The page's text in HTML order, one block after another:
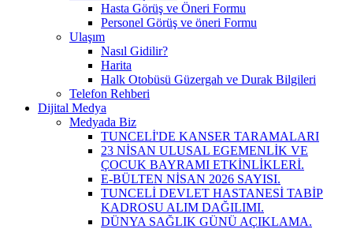
Hasta Görüş ve Öneri Formu
Personel Görüş ve öneri Formu
Ulaşım
Nasıl Gidilir?
Harita
Halk Otobüsü Güzergah ve Durak Bilgileri
Telefon Rehberi
Dijital Medya
Medyada Biz
TUNCELİ'DE KANSER TARAMALARI
23 NİSAN ULUSAL EGEMENLİK VE
ÇOCUK BAYRAMI ETKİNLİKLERİ.
E-BÜLTEN NİSAN 2026 SAYISI.
TUNCELİ DEVLET HASTANESİ TABİP
KADROSU ALIM DAĞILIMI.
DÜNYA SAĞLIK GÜNÜ AÇIKLAMA.